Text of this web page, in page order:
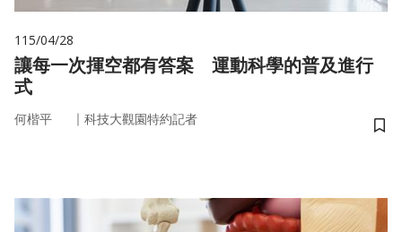
115/04/28
讓每一次揮空都有答案 運動科學的普及進行
式
何楷平 ｜ 科技大觀園特約記者
儲